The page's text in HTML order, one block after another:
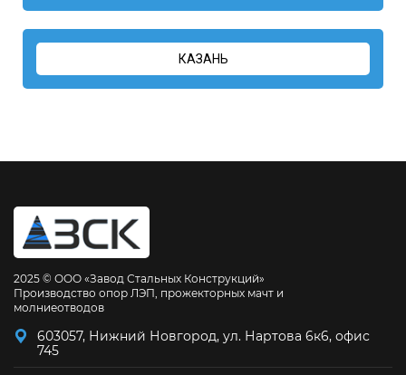
КАЗАНЬ
2025 © ООО «Завод Стальных Конструкций»
Производство опор ЛЭП, прожекторных мачт и
молниеотводов
603057, Нижний Новгород, ул. Нартова 6к6, офис
745